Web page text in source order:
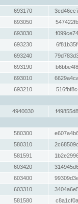
693170
693050
693030
693230
693240
693190
693010
693210
4940030
580300
580310
581591
603420
603400
603310
581580